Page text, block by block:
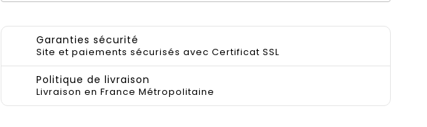
Garanties sécurité
Site et paiements sécurisés avec Certificat SSL
Politique de livraison
Livraison en France Métropolitaine